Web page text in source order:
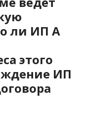
ли ИП А
этого
ИП